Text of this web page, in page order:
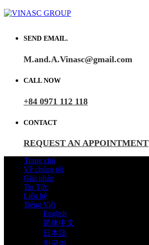
SEND EMAIL.
M.and.A.Vinasc@gmail.com
CALL NOW
+84 0971 112 118
CONTACT
REQUEST AN APPOINTMENT
Trang chủ
Về chúng tôi
Giải pháp
Tin Tức
Liên hệ
Tiếng Việt
English
简体中文
日本語